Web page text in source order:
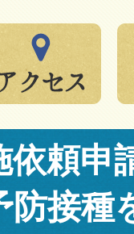
依頼申
防接種